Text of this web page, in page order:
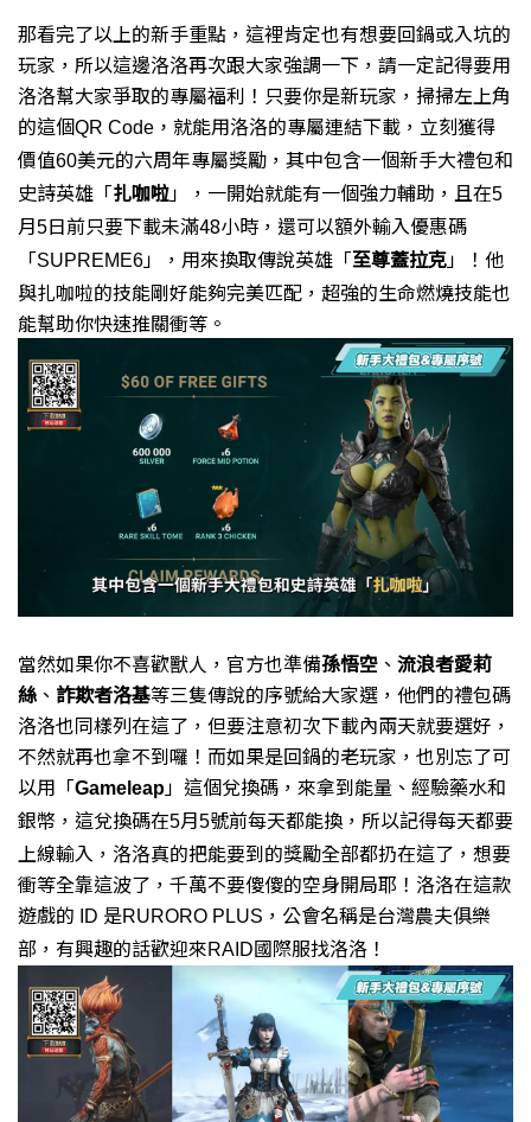
那看完了以上的新手重點， 這裡肯定也有想要回鍋或入坑的
玩家， 所以這邊洛洛再次跟大家強調一下， 請一定記得要用
洛洛幫大家爭取的專屬福利！ 只要你是新玩家， 掃掃左上角
的這個QR Code， 就能用洛洛的專屬連結下載， 立刻獲得
價值60美元的六周年專屬獎勵， 其中包含一個新手大禮包和
史詩英雄「扎咖啦」， 一開始就能有一個強力輔助， 且在5
月5日前只要下載未滿48小時， 還可以額外輸入優惠碼
「SUPREME6」， 用來換取傳說英雄 「至尊蓋拉克」！ 他
與扎咖啦的技能剛好能夠完美匹配， 超強的生命燃燒技能也
能幫助你快速推關衝等。
當然如果你不喜歡獸人， 官方也準備孫悟空 、 流浪者愛莉
絲 、 詐欺者洛基等三隻傳說的序號給大家選， 他們的禮包碼
洛洛也同樣列在這了， 但要注意初次下載內兩天就要選好，
不然就再也拿不到囉！ 而如果是回鍋的老玩家， 也別忘了可
以用「Gameleap」這個兌換碼， 來拿到能量、經驗藥水和
銀幣， 這兌換碼在5月5號前每天都能換， 所以記得每天都要
上線輸入， 洛洛真的把能要到的獎勵全部都扔在這了， 想要
衝等全靠這波了， 千萬不要傻傻的空身開局耶！ 洛洛在這款
遊戲的 ID 是RURORO PLUS ，公會名稱是台灣農夫俱樂
部，有興趣的話歡迎來RAID國際服找洛洛！